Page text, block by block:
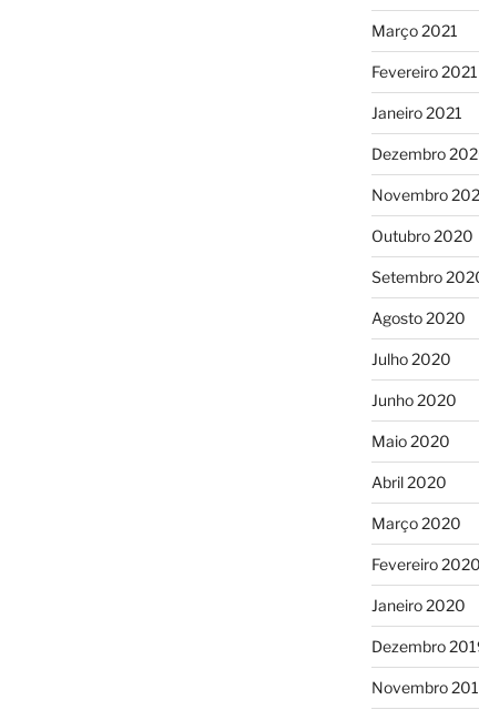
Março 2021
Fevereiro 2021
Janeiro 2021
Dezembro
Novembro
Outubro 2020
Setembro
Agosto 2020
Julho 2020
Junho 2020
Maio 2020
Abril 2020
Março 2020
Fevereiro 2020
Janeiro 2020
Dezembro
Novembro